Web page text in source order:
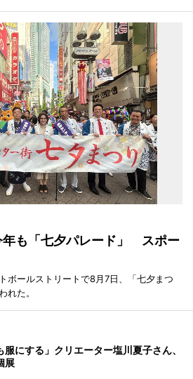
年も「七夕パレード」 スポー
ボールストリートで8月7日、「七夕まつ
れた。
服にする」クリエーター塩川夏子さん、
展